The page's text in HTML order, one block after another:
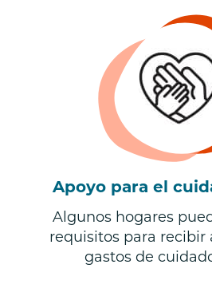
Apoyo para el
Algunos hogares
requisitos para recibir
gastos de